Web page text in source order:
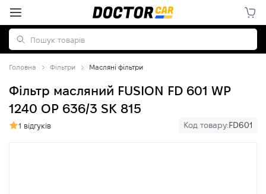
Головна Фільтри Масляні фільтри
Фільтр масляний FUSION FD 601 WP
1240 OP 636/3 SK 815
1 відгуків Код товару:FD601